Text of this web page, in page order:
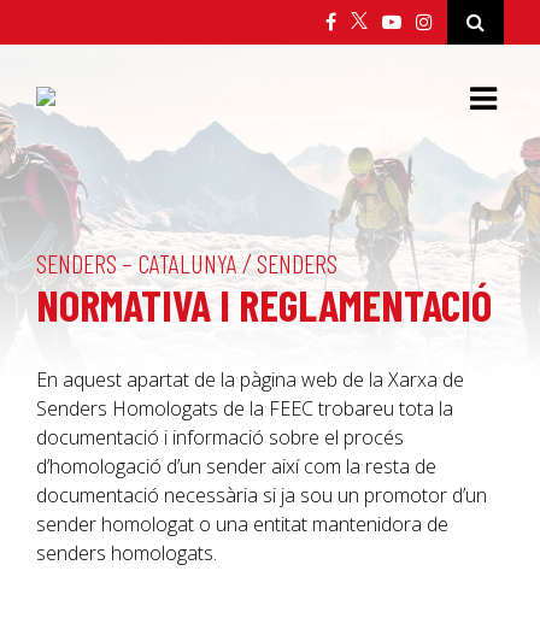
SENDERS – CATALUNYA/SENDERS
NORMATIVA I REGLAMENTACIÓ
En aquest apartat de la pàgina web de la Xarxa de
Senders Homologats de la FEECtrobareu tota la
documentació i informació sobre el procés
d’homologació d’un sender així com la resta de
documentació necessària si ja sou un promotor d’un
sender homologat o una entitat mantenidora de
senders homologats.